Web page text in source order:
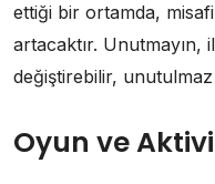
ettiği bir ortamda,
artacaktır. Unutmayın,
değiştirebilir,
Oyun ve